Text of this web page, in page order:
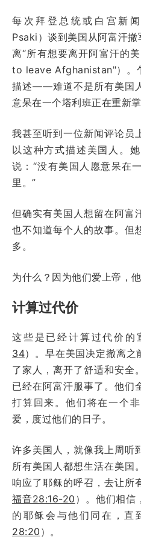
每次拜登总统或白宫新
Psaki）谈到美国从阿富汗
离“所有想要离开阿富汗的
to leave Afghanistan"）。
描述——难道不是所有美国
意呆在一个塔利班正在重新
我甚至听到一位新闻评论员
以这种方式描述美国人。
说：“没有美国人愿意呆在
里。”
但确实有美国人想留在阿富
也不知道每个人的故事。但
多。
为什么？因为他们爱上帝，
计算过代价
这些是已经计算过代价的
34）。早在美国决定撤离
了家人，离开了舒适和安全
已经在阿富汗服事了。他们
打算回来。他们将在一个
爱，度过他们的日子。
许多美国人，就像我上周听
所有美国人都想生活在美国
响应了耶稣的呼召，去让所
福音28:16-20 ）。他们相信
的耶稣会与他们同在，直
28:20 ）。